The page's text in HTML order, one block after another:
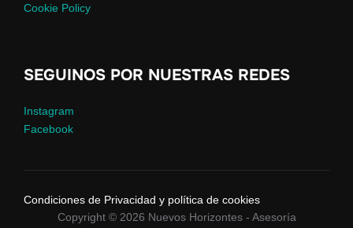
Cookie Policy
SEGUINOS POR NUESTRAS REDES
Instagram
Facebook
Condiciones de Privacidad y política de cookies
Copyright © 2026 Nuevos Horizontes - Asesoría